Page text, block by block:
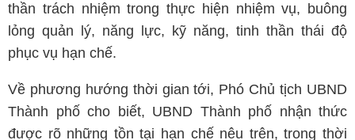
thần trách nhiệm trong thực hiện nhiệm vụ, buông
lỏng quản lý, năng lực, kỹ năng, tinh thần thái độ
phục vụ hạn chế.
Về phương hướng thời gian tới, Phó Chủ tịch UBND
Thành phố cho biết, UBND Thành phố nhận thức
được rõ những tồn tại hạn chế nêu trên, trong thời